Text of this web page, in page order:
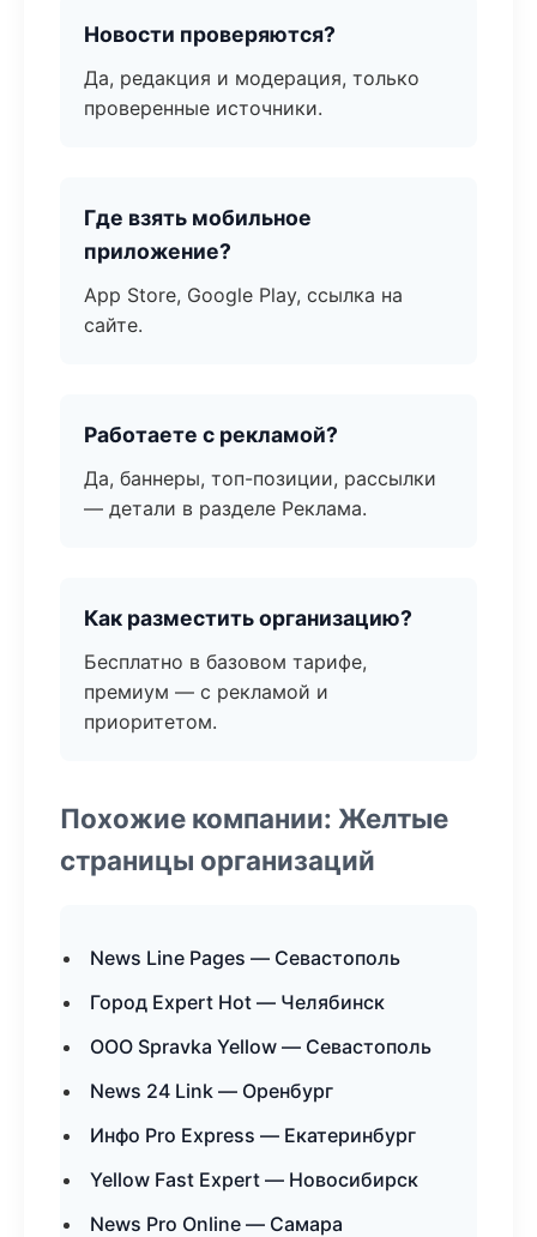
Новости проверяются?
Да, редакция и модерация, только
проверенные источники.
Где взять мобильное
приложение?
App Store, Google Play, ссылка на
сайте.
Работаете с рекламой?
Да, баннеры, топ-позиции, рассылки
— детали в разделе Реклама.
Как разместить организацию?
Бесплатно в базовом тарифе,
премиум — с рекламой и
приоритетом.
Похожие компании: Желтые
страницы организаций
News Line Pages — Севастополь
Город Expert Hot — Челябинск
ООО Spravka Yellow — Севастополь
News 24 Link — Оренбург
Инфо Pro Express — Екатеринбург
Yellow Fast Expert — Новосибирск
News Pro Online — Самара